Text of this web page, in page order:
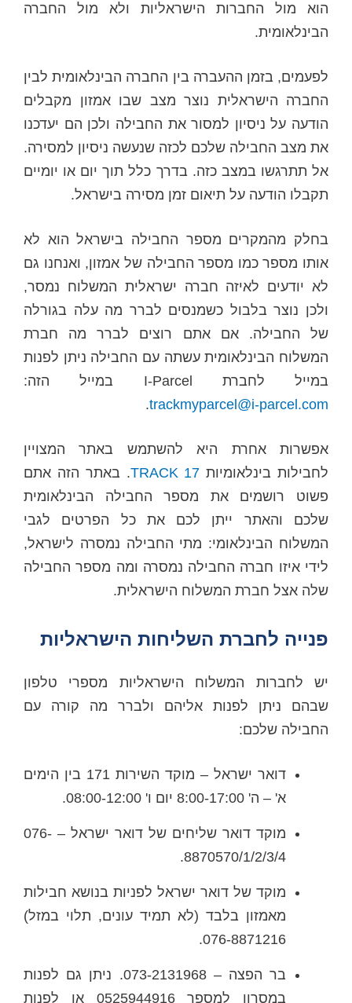
הוא מול החברות הישראליות ולא מול החברה
הבינלאומית.
לפעמים, בזמן ההעברה בין החברה הבינלאומית לבין
החברה הישראלית נוצר מצב שבו אמזון מקבלים
הודעה על ניסיון למסור את החבילה ולכן הם יעדכנו
את מצב החבילה שלכם לכזה שנעשה ניסיון למסירה.
אל תתרגשו במצב כזה. בדרך כלל תוך יום או יומיים
תקבלו הודעה על תיאום זמן מסירה בישראל.
בחלק מהמקרים מספר החבילה בישראל הוא לא
אותו מספר כמו מספר החבילה של אמזון, ואנחנו גם
לא יודעים לאיזה חברה ישראלית המשלוח נמסר,
ולכן נוצר בלבול כשמנסים לברר מה עלה בגורלה
של החבילה. אם אתם רוצים לברר מה חברת
המשלוח הבינלאומית עשתה עם החבילה ניתן לפנות
במייל לחברת I-Parcel במייל הזה:
trackmyparcel@i-parcel.com
.
אפשרות אחרת היא להשתמש באתר המצויין
לחבילות בינלאומיות TRACK 17. באתר הזה אתם
פשוט רושמים את מספר החבילה הבינלאומית
שלכם והאתר ייתן לכם את כל הפרטים לגבי
המשלוח הבינלאומי: מתי החבילה נמסרה לישראל,
לידי איזו חברה החבילה נמסרה ומה מספר החבילה
שלה אצל חברת המשלוח הישראלית.
פנייה לחברת השליחות הישראליות
יש לחברות המשלוח הישראליות מספרי טלפון
שבהם ניתן לפנות אליהם ולברר מה קורה עם
החבילה שלכם:
דואר ישראל – מוקד השירות 171 בין הימים
א' – ה' 8:00-17:00 יום ו' 08:00-12:00.
מוקד דואר שליחים של דואר ישראל – 076-
8870570/1/2/3/4.
מוקד של דואר ישראל לפניות בנושא חבילות
מאמזון בלבד (לא תמיד עונים, תלוי במזל)
076-8871216.
בר הפצה – 073-2131968. ניתן גם לפנות
במסרון למספר 0525944916 או לפנות